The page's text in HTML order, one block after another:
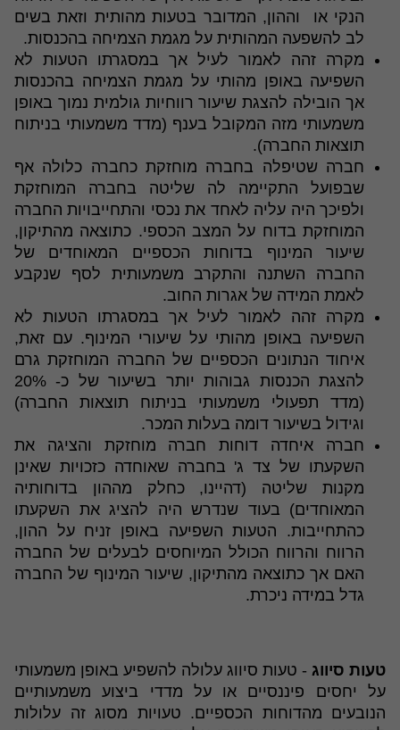
הנקי או וההון, המדובר בטעות מהותית וזאת בשים
לב להשפעה המהותית על מגמת הצמיחה בהכנסות.
מקרה זהה לאמור לעיל אך במסגרתו הטעות לא
השפיעה באופן מהותי על מגמת הצמיחה בהכנסות
אך הובילה להצגת שיעור רווחיות גולמית נמוך באופן
משמעותי מזה המקובל בענף (מדד משמעותי בניתוח
תוצאות החברה).
חברה שטיפלה בחברה מוחזקת כחברה כלולה אף
שבפועל התקיימה לה שליטה בחברה המוחזקת
ולפיכך היה עליה לאחד את נכסי והתחייבויות החברה
המוחזקת בדוח על המצב הכספי. כתוצאה מהתיקון,
שיעור המינוף בדוחות הכספיים המאוחדים של
החברה השתנה והתקרב משמעותית לסף שנקבע
לאמת המידה של אגרות החוב.
מקרה זהה לאמור לעיל אך במסגרתו הטעות לא
השפיעה באופן מהותי על שיעורי המינוף. עם זאת,
איחוד הנתונים הכספיים של החברה המוחזקת גרם
להצגת הכנסות גבוהות יותר בשיעור של כ- 20%
(מדד תפעולי משמעותי בניתוח תוצאות החברה)
וגידול בשיעור דומה בעלות המכר.
חברה איחדה דוחות חברה מוחזקת והציגה את
השקעתו של צד ג' בחברה שאוחדה כזכויות שאינן
מקנות שליטה (דהיינו, כחלק מההון בדוחותיה
המאוחדים) בעוד שנדרש היה להציג את השקעתו
כהתחייבות. הטעות השפיעה באופן זניח על ההון,
הרווח והרווח הכולל המיוחסים לבעלים של החברה
האם אך כתוצאה מהתיקון, שיעור המינוף של החברה
גדל במידה ניכרת.
טעות סיווג - טעות סיווג עלולה להשפיע באופן משמעותי
על יחסים פיננסיים או על מדדי ביצוע משמעותיים
הנובעים מהדוחות הכספיים. טעויות מסוג זה עלולות